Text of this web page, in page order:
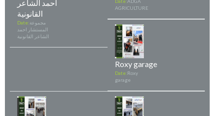
احمد الشاعر
القانونية
Date:مجموعة
المستشار احمد
الشاعر القانونية
AGRICULTURE
Roxy garage
Date:Roxy
garage